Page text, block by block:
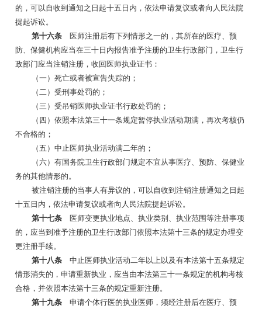
的，可以自收到通知之日起十五日内，依法申请复议或者向人民法院
提起诉讼。
第十六条
医师注册后有下列情形之一的，其所在的医疗、预
防、保健机构应当在三十日内报告准予注册的卫生行政部门，卫生行
政部门应当注销注册，收回医师执业证书：
（一）死亡或者被宣告失踪的；
（二）受刑事处罚的；
（三）受吊销医师执业证书行政处罚的；
（四）依照本法第三十一条规定暂停执业活动期满，再次考核仍
不合格的；
（五）中止医师执业活动满二年的；
（六）有国务院卫生行政部门规定不宜从事医疗、预防、保健业
务的其他情形的。
被注销注册的当事人有异议的，可以自收到注销注册通知之日起
十五日内，依法申请复议或者向人民法院提起诉讼。
第十七条
医师变更执业地点、执业类别、执业范围等注册事项
的，应当到准予注册的卫生行政部门依照本法第十三条的规定办理变
更注册手续。
第十八条
中止医师执业活动二年以上以及有本法第十五条规定
情形消失的，申请重新执业，应当由本法第三十一条规定的机构考核
合格，并依照本法第十三条的规定重新注册。
第十九条
申请个体行医的执业医师，须经注册后在医疗、预